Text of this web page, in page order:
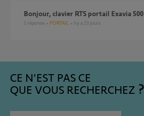
Bonjour, clavier RTS portail Exavia 500
1 réponse PORTAIL il y a 23 jours
CE N'EST PAS CE
QUE VOUS RECHERCHEZ